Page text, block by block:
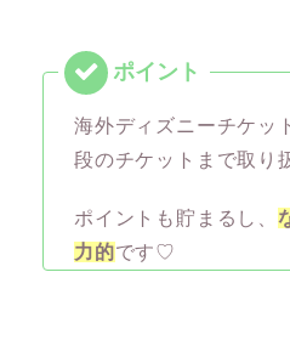
海外ディズニーチケッ
段のチケットまで取り
ポイントも貯まるし、
力的です♡